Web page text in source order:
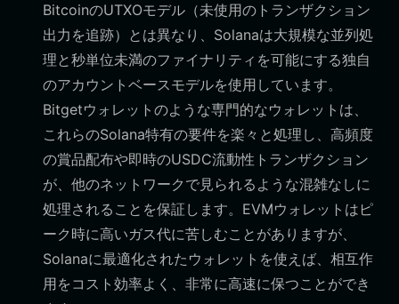
BitcoinのUTXOモデル（未使用のトランザクション
出力を追跡）とは異なり、Solanaは大規模な並列処
理と秒単位未満のファイナリティを可能にする独自
のアカウントベースモデルを使用しています。
Bitgetウォレットのような専門的なウォレットは、
これらのSolana特有の要件を楽々と処理し、高頻度
の賞品配布や即時のUSDC流動性トランザクション
が、他のネットワークで見られるような混雑なしに
処理されることを保証します。EVMウォレットはピ
ーク時に高いガス代に苦しむことがありますが、
Solanaに最適化されたウォレットを使えば、相互作
用をコスト効率よく、非常に高速に保つことができ